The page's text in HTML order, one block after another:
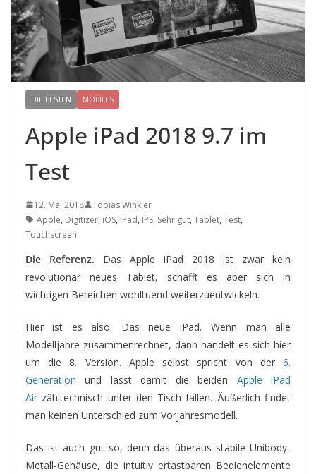
DIE BESTEN MOBILES
Apple iPad 2018 9.7 im
Test
12. Mai 2018
Tobias Winkler
Apple, Digitizer, iOS, iPad, IPS, Sehr gut, Tablet, Test,
Touchscreen
Die Referenz. Das Apple iPad 2018 ist zwar kein
revolutionär neues Tablet, schafft es aber sich in
wichtigen Bereichen wohltuend weiterzuentwickeln.
Hier ist es also: Das neue iPad. Wenn man alle
Modelljahre zusammenrechnet, dann handelt es sich hier
um die 8. Version. Apple selbst spricht von der 6.
Generation und lässt damit die beiden Apple iPad
Air zähltechnisch unter den Tisch fallen. Äußerlich findet
man keinen Unterschied zum Vorjahresmodell.
Das ist auch gut so, denn das überaus stabile Unibody-
Metall-Gehäuse, die intuitiv ertastbaren Bedienelemente